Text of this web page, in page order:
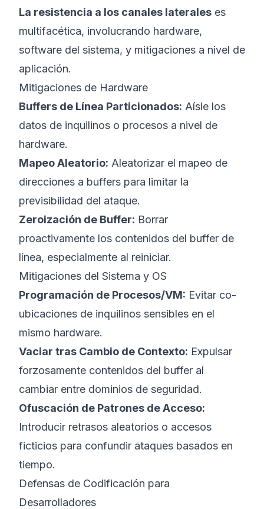
La resistencia a los canales laterales es
multifacética, involucrando hardware,
software del sistema, y mitigaciones a nivel de
aplicación.
Mitigaciones de Hardware
Buffers de Línea Particionados: Aísle los
datos de inquilinos o procesos a nivel de
hardware.
Mapeo Aleatorio: Aleatorizar el mapeo de
direcciones a buffers para limitar la
previsibilidad del ataque.
Zeroización de Buffer: Borrar
proactivamente los contenidos del buffer de
línea, especialmente al reiniciar.
Mitigaciones del Sistema y OS
Programación de Procesos/VM: Evitar co-
ubicaciones de inquilinos sensibles en el
mismo hardware.
Vaciar tras Cambio de Contexto: Expulsar
forzosamente contenidos del buffer al
cambiar entre dominios de seguridad.
Ofuscación de Patrones de Acceso:
Introducir retrasos aleatorios o accesos
ficticios para confundir ataques basados en
tiempo.
Defensas de Codificación para
Desarrolladores